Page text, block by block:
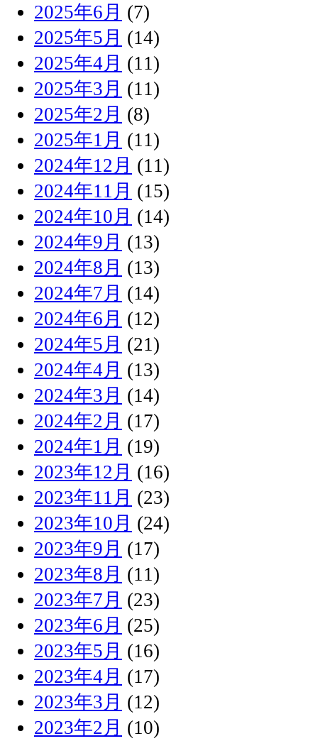
2025年6月 (7)
2025年5月 (14)
2025年4月 (11)
2025年3月 (11)
2025年2月 (8)
2025年1月 (11)
2024年12月 (11)
2024年11月 (15)
2024年10月 (14)
2024年9月 (13)
2024年8月 (13)
2024年7月 (14)
2024年6月 (12)
2024年5月 (21)
2024年4月 (13)
2024年3月 (14)
2024年2月 (17)
2024年1月 (19)
2023年12月 (16)
2023年11月 (23)
2023年10月 (24)
2023年9月 (17)
2023年8月 (11)
2023年7月 (23)
2023年6月 (25)
2023年5月 (16)
2023年4月 (17)
2023年3月 (12)
2023年2月 (10)